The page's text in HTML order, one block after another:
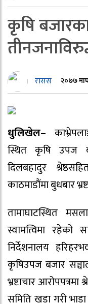
कृषि
रासस २०७७
धुलिखेल–
स्थित कृषि उपज
दिलबहादुर
काठमाडौंमा बुधबार
तामाघाटस्थित
स्वामत्विमा रहेको
निर्देशनालय
कृषिउपज बजार
भ्रष्टाचार
समिति खडा गरी